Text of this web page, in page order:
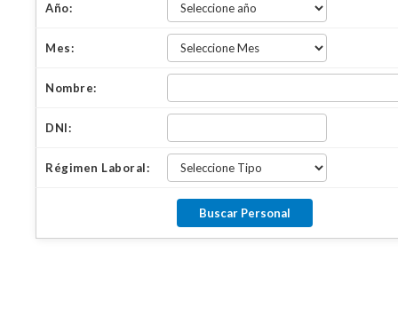
Año:
Mes:
Nombre:
DNI:
Régimen Laboral: